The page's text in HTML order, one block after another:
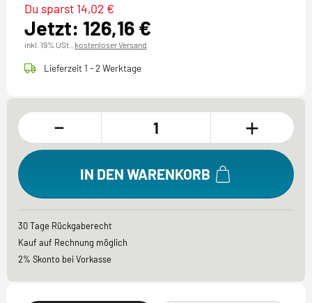
Jetzt: 126,16 €
Du sparst 14,02 €
inkl. 19% USt., kostenloser Versand
Lieferzeit 1 - 2 Werktage
- +
IN DEN WARENKORB
30 Tage Rückgaberecht
Kauf auf Rechnung möglich
2% Skonto bei Vorkasse